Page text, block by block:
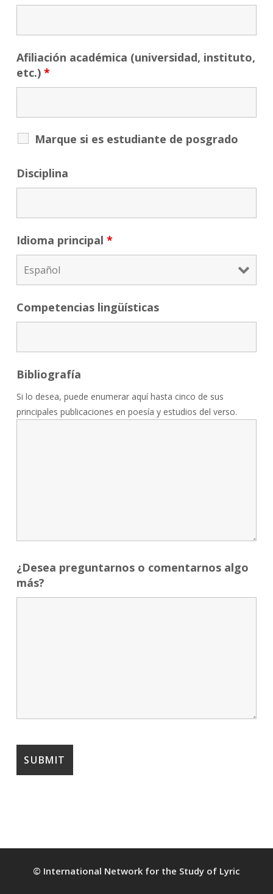
Afiliación académica (universidad, instituto,
etc.)*
Marque si es estudiante de posgrado
Disciplina
Idioma principal*
Competencias lingüísticas
Bibliografía
Si lo desea, puede enumerar aquí hasta cinco de sus
principales publicaciones en poesía y estudios del verso.
¿Desea preguntarnos o comentarnos algo
más?
© International Network for the Study of Lyric